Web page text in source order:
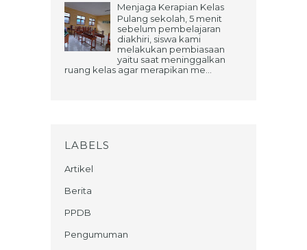
Menjaga Kerapian Kelas
Pulang sekolah, 5 menit
sebelum pembelajaran
diakhiri, siswa kami
melakukan pembiasaan
yaitu saat meninggalkan
ruang kelas agar merapikan me...
LABELS
Artikel
Berita
PPDB
Pengumuman